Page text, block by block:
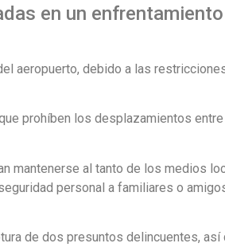
en un
aeropuerto, debido a las
prohíben los desplazamientos
mantenerse al tanto de los medios
personal a familiares o
de dos presuntos delincuentes, así